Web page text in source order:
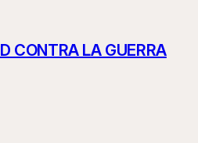
CONTRA LA GUERRA